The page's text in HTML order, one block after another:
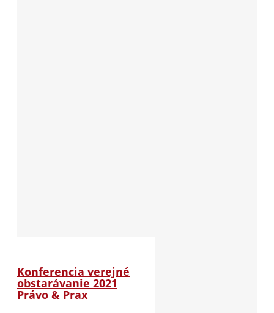
Konferencia verejné
obstarávanie 2021
Právo & Prax